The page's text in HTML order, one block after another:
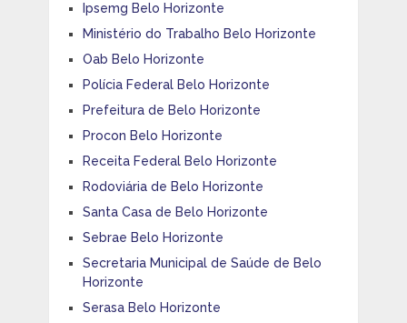
Ipsemg Belo Horizonte
Ministério do Trabalho Belo Horizonte
Oab Belo Horizonte
Polícia Federal Belo Horizonte
Prefeitura de Belo Horizonte
Procon Belo Horizonte
Receita Federal Belo Horizonte
Rodoviária de Belo Horizonte
Santa Casa de Belo Horizonte
Sebrae Belo Horizonte
Secretaria Municipal de Saúde de Belo
Horizonte
Serasa Belo Horizonte